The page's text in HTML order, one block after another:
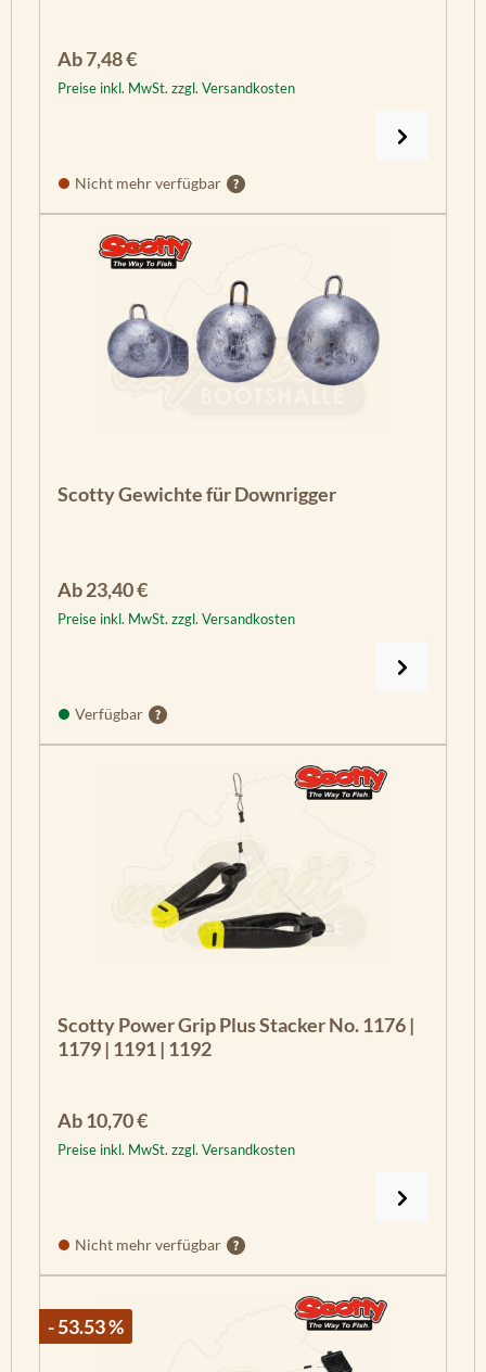
Regulärer Preis:
Ab7,48 €
Preise inkl. MwSt. zzgl. Versandkosten
Nicht mehr verfügbar
Scotty Gewichte für Downrigger
Regulärer Preis:
Ab23,40 €
Preise inkl. MwSt. zzgl. Versandkosten
Verfügbar
Scotty Power Grip Plus Stacker No. 1176 |
1179 | 1191 | 1192
Regulärer Preis:
Ab10,70 €
Preise inkl. MwSt. zzgl. Versandkosten
Nicht mehr verfügbar
- 53.53 %